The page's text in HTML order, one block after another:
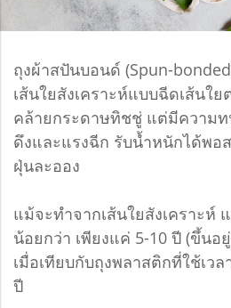
ถุงผ้าสปันบอนด์ (Spun-
เส้นใยสังเคราะห์แบบฉีดเส้นใย
คล้ายกระดาษทิชชู่ แต่มีความ
ดึงและแรงฉีก รับน้ำหนักได้พอ
ฝุ่นละออง
แม้จะทำจากเส้นใยสังเคราะห์
น้อยกว่า เพียงแค่ 5-10 ปี (ขึ้น
เมื่อเทียบกับถุงพลาสติกที่ใช้เว
ปี